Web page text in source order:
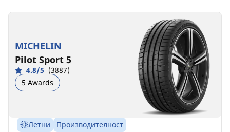
MICHELIN
Pilot Sport 5
4.8/5 (3887)
5 Awards
Летни
Производителност